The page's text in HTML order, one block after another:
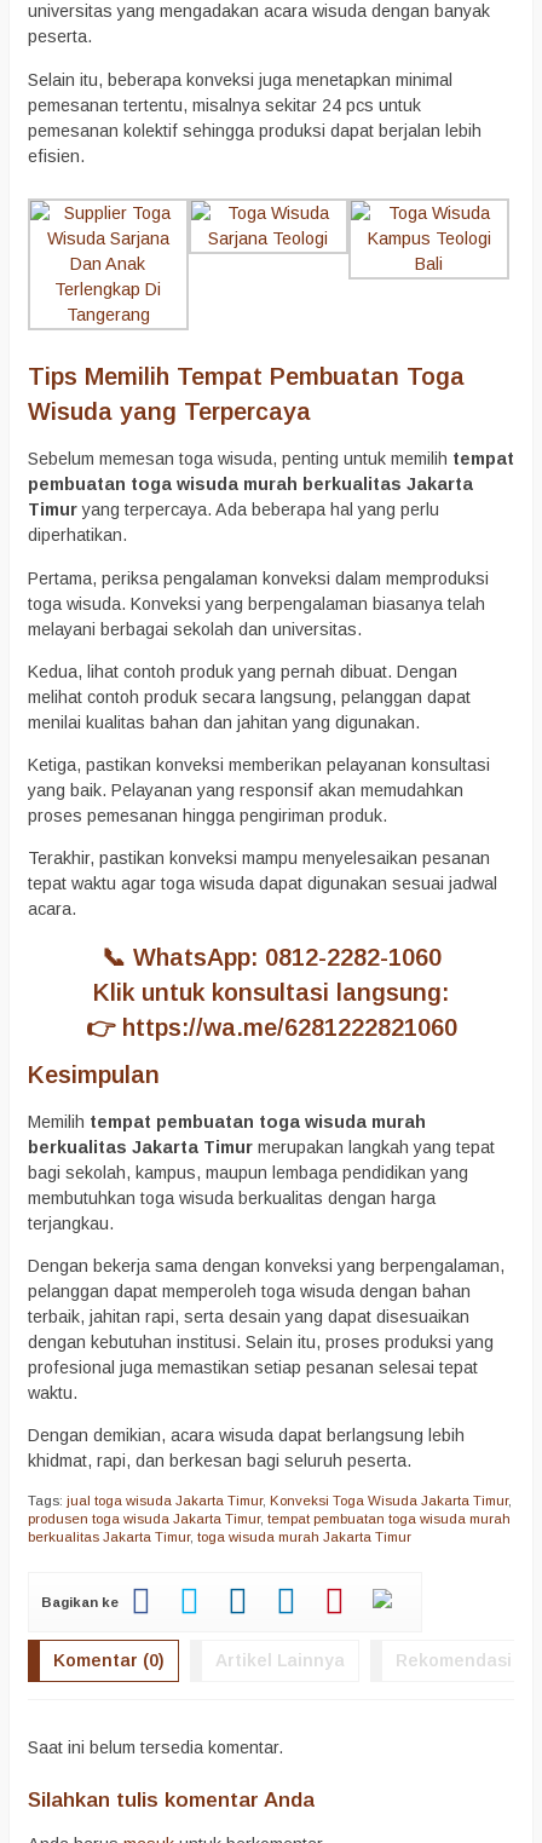
universitas yang mengadakan acara wisuda dengan banyak
peserta.
Selain itu, beberapa konveksi juga menetapkan minimal
pemesanan tertentu, misalnya sekitar 24 pcs untuk
pemesanan kolektif sehingga produksi dapat berjalan lebih
efisien.
Tips Memilih Tempat Pembuatan Toga
Wisuda yang Terpercaya
Sebelum memesan toga wisuda, penting untuk memilih tempat
pembuatan toga wisuda murah berkualitas Jakarta
Timuryang terpercaya. Ada beberapa hal yang perlu
diperhatikan.
Pertama, periksa pengalaman konveksi dalam memproduksi
toga wisuda. Konveksi yang berpengalaman biasanya telah
melayani berbagai sekolah dan universitas.
Kedua, lihat contoh produk yang pernah dibuat. Dengan
melihat contoh produk secara langsung, pelanggan dapat
menilai kualitas bahan dan jahitan yang digunakan.
Ketiga, pastikan konveksi memberikan pelayanan konsultasi
yang baik. Pelayanan yang responsif akan memudahkan
proses pemesanan hingga pengiriman produk.
Terakhir, pastikan konveksi mampu menyelesaikan pesanan
tepat waktu agar toga wisuda dapat digunakan sesuai jadwal
acara.
📞 WhatsApp: 0812-2282-1060
Klik untuk konsultasi langsung:
👉 https://wa.me/6281222821060
Kesimpulan
Memilih tempat pembuatan toga wisuda murah
berkualitas Jakarta Timur merupakan langkah yang tepat
bagi sekolah, kampus, maupun lembaga pendidikan yang
membutuhkan toga wisuda berkualitas dengan harga
terjangkau.
Dengan bekerja sama dengan konveksi yang berpengalaman,
pelanggan dapat memperoleh toga wisuda dengan bahan
terbaik, jahitan rapi, serta desain yang dapat disesuaikan
dengan kebutuhan institusi. Selain itu, proses produksi yang
profesional juga memastikan setiap pesanan selesai tepat
waktu.
Dengan demikian, acara wisuda dapat berlangsung lebih
khidmat, rapi, dan berkesan bagi seluruh peserta.
Tags: jual toga wisuda Jakarta Timur, Konveksi Toga Wisuda Jakarta Timur,
produsen toga wisuda Jakarta Timur, tempat pembuatan toga wisuda murah
berkualitas Jakarta Timur, toga wisuda murah Jakarta Timur
Bagikan ke
Komentar (0) Artikel Lainnya Rekomendasi
Saat ini belum tersedia komentar.
Silahkan tulis komentar Anda